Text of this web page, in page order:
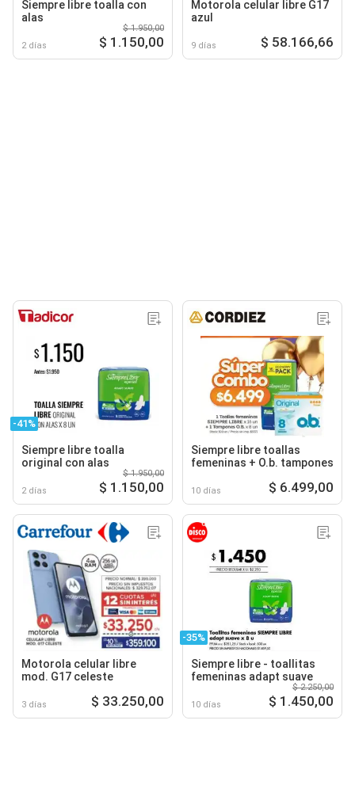
Siempre libre toalla con
alas
2 días
$ 1.950,00
$ 1.150,00
Motorola celular libre G17
azul
9 días $ 58.166,66
-41%
Siempre libre toalla
original con alas
2 días
$ 1.950,00
$ 1.150,00
Siempre libre toallas
femeninas + O.b. tampones
10 días $ 6.499,00
Motorola celular libre
mod. G17 celeste
3 días $ 33.250,00
-35%
Siempre libre - toallitas
femeninas adapt suave
10 días
$ 2.250,00
$ 1.450,00